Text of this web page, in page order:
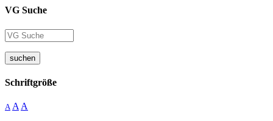
VG Suche
suchen
Schriftgröße
A A A